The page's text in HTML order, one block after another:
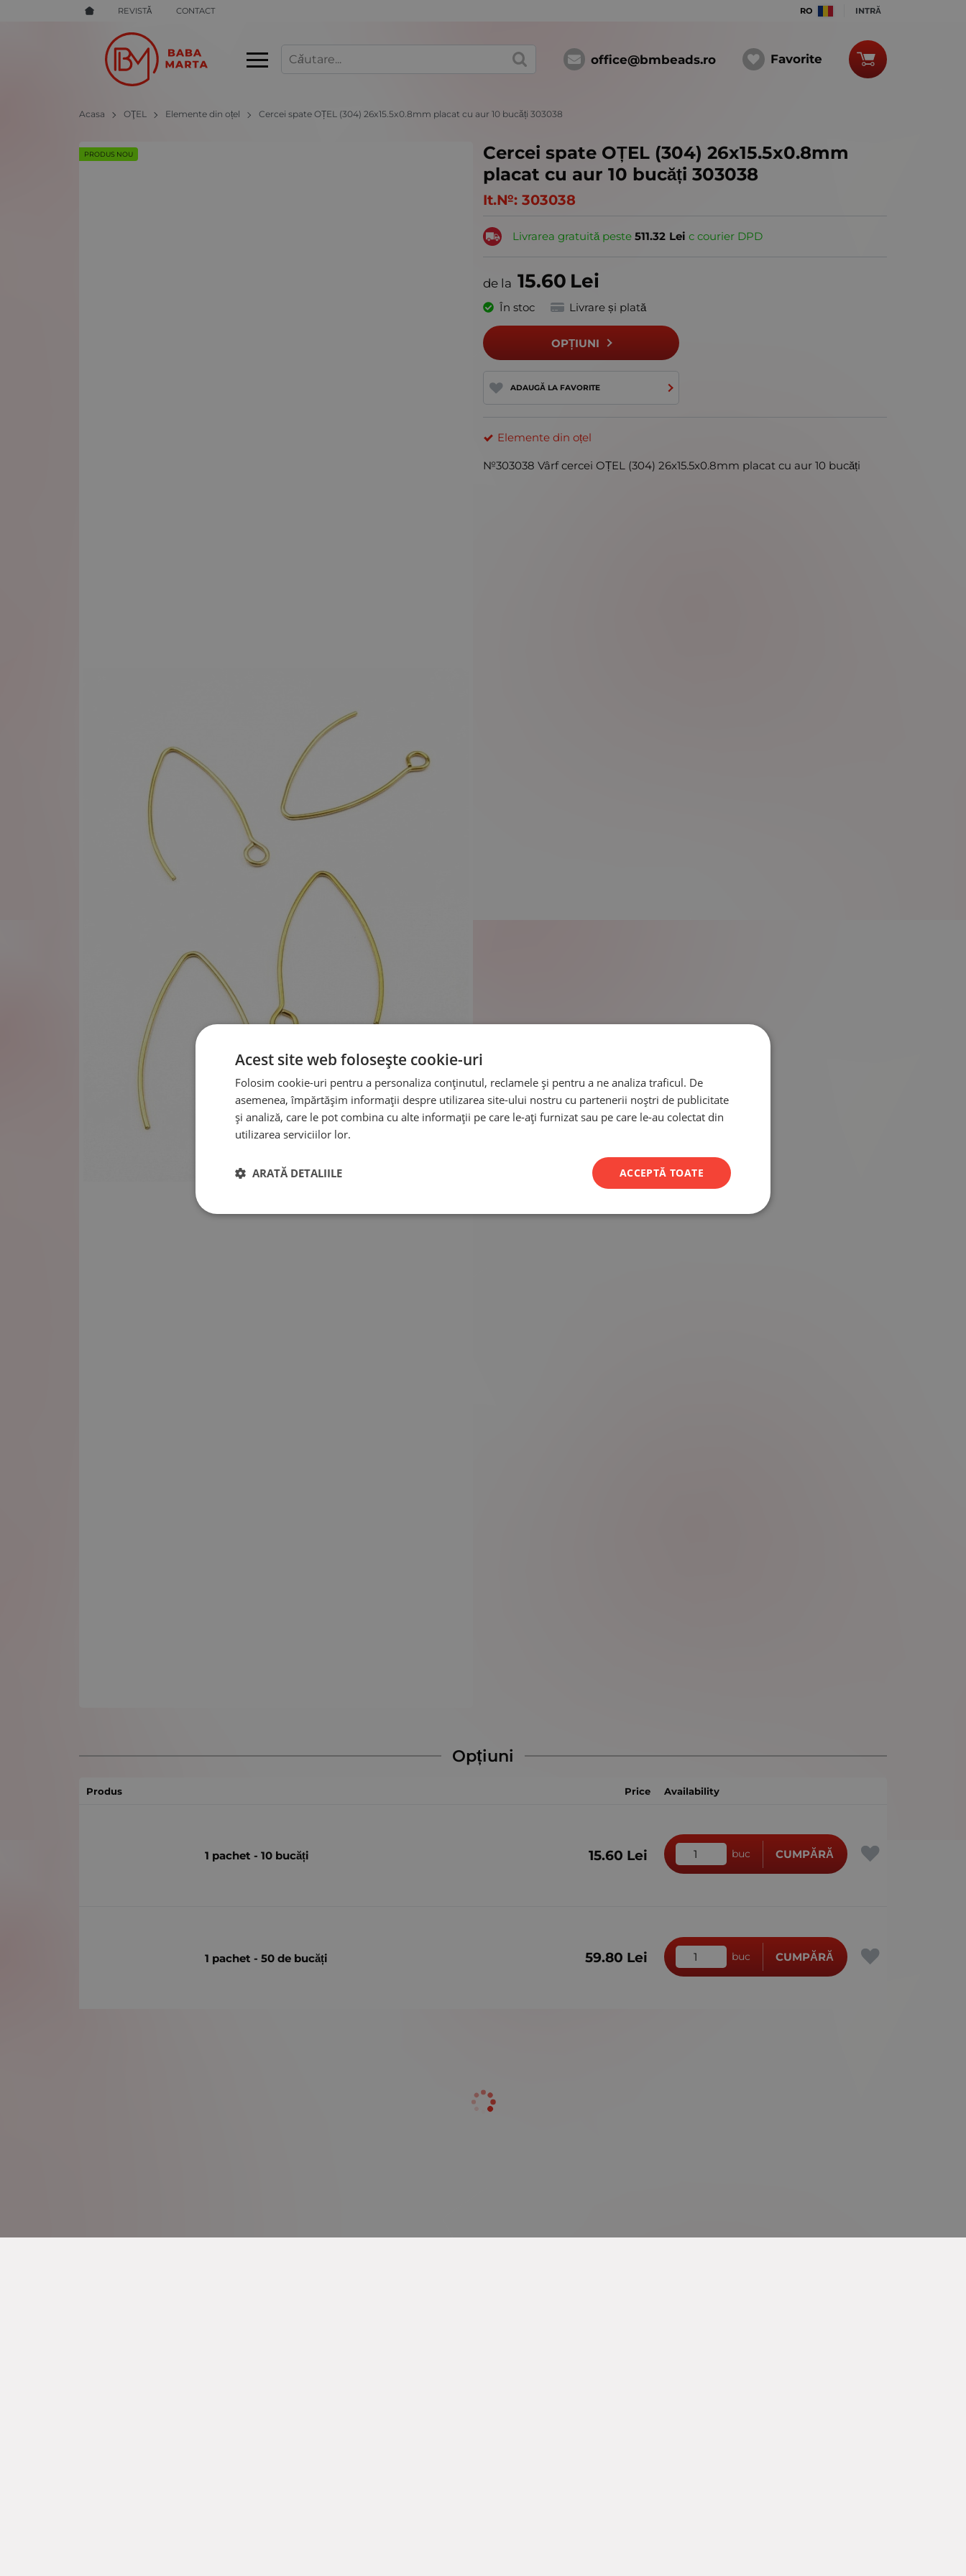
REVISTĂ CONTACT RO INTRĂ
office@bmbeads.ro Favorite
Acasa OŢEL Elemente din oțel Cercei spate OȚEL (304) 26x15.5x0.8mm placat cu aur 10 bucăți 303038
Cercei spate OȚEL (304) 26x15.5x0.8mm
placat cu aur 10 bucăți 303038
It.№: 303038
PRODUS NOU
Livrarea gratuită peste511.32 Lei с courier DPD
15.60 Lei
În stoc Livrare și plată
OPȚIUNI
ADAUGĂ LA FAVORITE
Elemente din oțel
№303038 Vârf cercei OȚEL (304) 26x15.5x0.8mm placat cu aur 10 bucăți
Opțiuni
Produs Price Availability
1 pachet - 10 bucăți 15.60 Lei buc CUMPĂRĂ
1 pachet - 50 de bucăți 59.80 Lei buc CUMPĂRĂ
Acest site web folosește cookie-uri
Folosim cookie-uri pentru a personaliza conținutul, reclamele și pentru a ne analiza traficul. De
asemenea, împărtășim informații despre utilizarea site-ului nostru cu partenerii noștri de publicitate
și analiză, care le pot combina cu alte informații pe care le-ați furnizat sau pe care le-au colectat din
utilizarea serviciilor lor.
ACCEPTĂ TOATE
ARATĂ DETALIILE